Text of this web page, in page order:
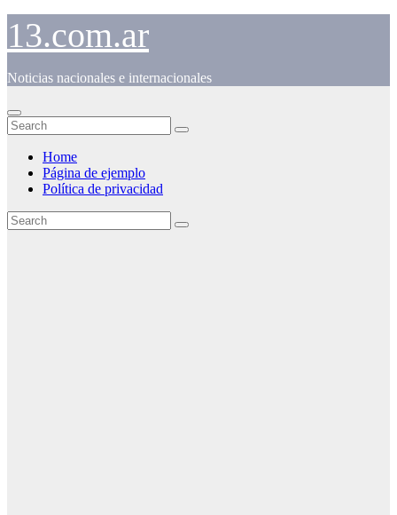
Skip
content
13.com.ar
Noticias nacionales e internacionales
Home
Página de ejemplo
Política de privacidad